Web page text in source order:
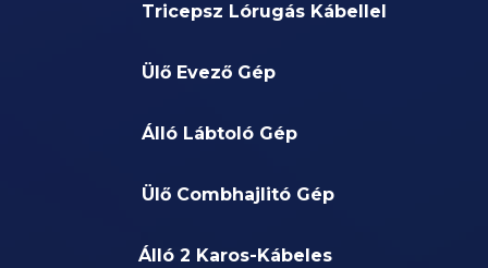
Tricepsz Lórugás Kábellel
Ülő Evező Gép
Álló Lábtoló Gép
Ülő Combhajlitó Gép
Álló 2 Karos-Kábeles